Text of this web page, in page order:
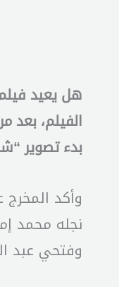
بدء تصوير
وأكد
وفتحي عبد